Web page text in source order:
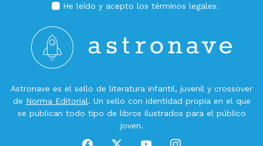
He leído y acepto los términos legales.
Astronave es el sello de literatura infantil, juvenil y crossover
de Norma Editorial. Un sello con identidad propia en el que
se publican todo tipo de libros ilustrados para el público
joven.